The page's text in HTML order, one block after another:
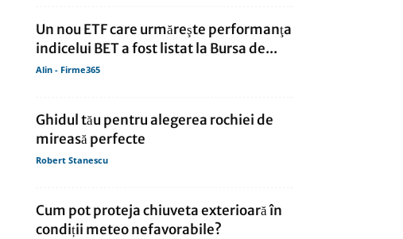
Un nou ETF care urmăreşte performanţa
indicelui BET a fost listat la Bursa de...
Alin - Firme365
Ghidul tău pentru alegerea rochiei de
mireasă perfecte
Robert Stanescu
Cum pot proteja chiuveta exterioară în
condiții meteo nefavorabile?